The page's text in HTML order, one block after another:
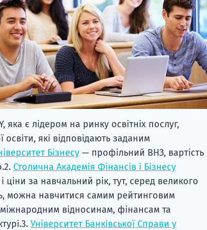
яка є лідером на ринку освітніх послуг,
освіти, які відповідають заданим
Бізнесу— профільний ВНЗ, вартість
Столична Академія Фінансів і Бізнесу
ціни за навчальний рік, тут, серед великого
можна навчитися самим рейтинговим
відносинам, фінансам та
Університет Банківської Справи у